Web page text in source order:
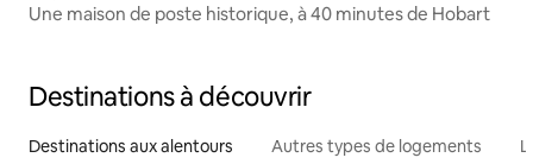
Une maison de poste historique, à 40 minutes de Hobart
Destinations à découvrir
Destinations aux alentours Autres types de logements